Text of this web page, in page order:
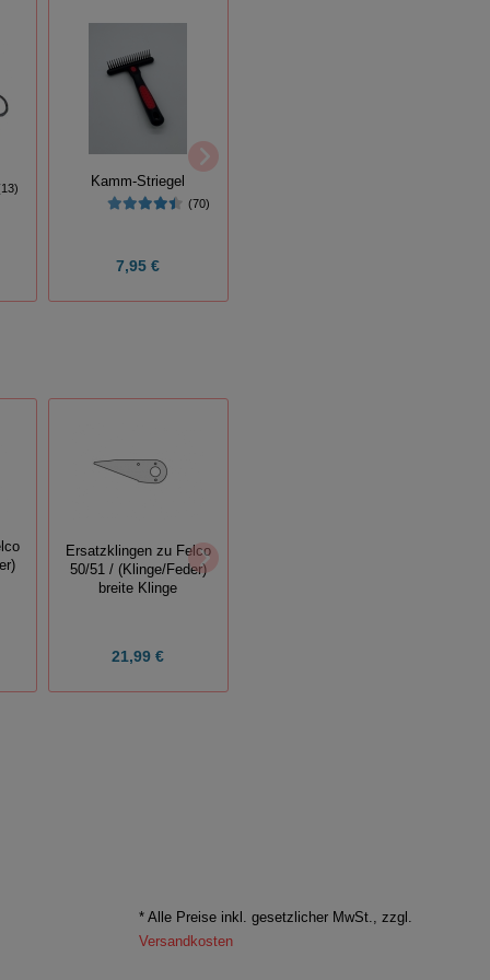
Kamm-Striegel
(70)
7,95 €
Ersatzklingen zu Felco
50/51 / (Klinge/Feder)
breite Klinge
21,99 €
* Alle Preise inkl. gesetzlicher MwSt., zzgl.
Versandkosten